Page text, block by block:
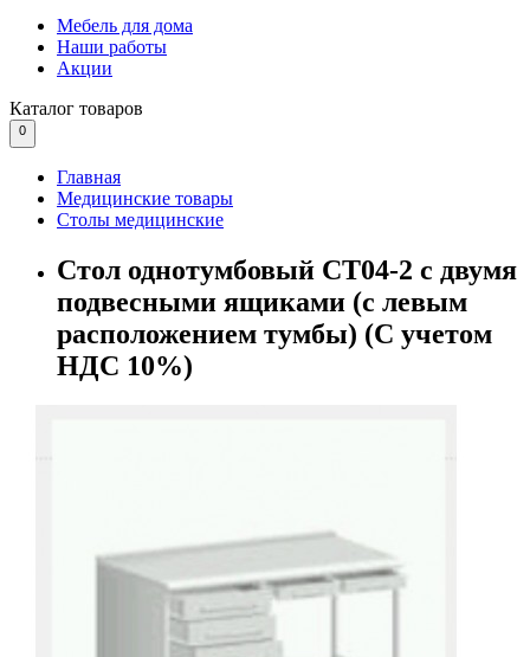
Мебель для дома
Наши работы
Акции
Каталог товаров
0
Главная
Медицинские товары
Столы медицинские
Стол однотумбовый СТ04-2 с двумя
подвесными ящиками (с левым
расположением тумбы) (С учетом
НДС 10%)